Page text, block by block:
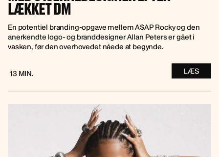
LÆKKET DM
En potentiel branding-opgave mellem A$AP Rocky og den
anerkendte logo- og branddesigner Allan Peters er gået i
vasken, før den overhovedet nåede at begynde.
13 MIN. LÆS